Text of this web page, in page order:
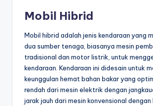
Mobil Hibrid
Mobil hibrid adalah jenis kendaraan yang
dua sumber tenaga, biasanya mesin
tradisional dan motor listrik, untuk
kendaraan. Kendaraan ini didesain untuk
keunggulan hemat bahan bakar yang
rendah dari mesin elektrik dengan
jarak jauh dari mesin konvensional